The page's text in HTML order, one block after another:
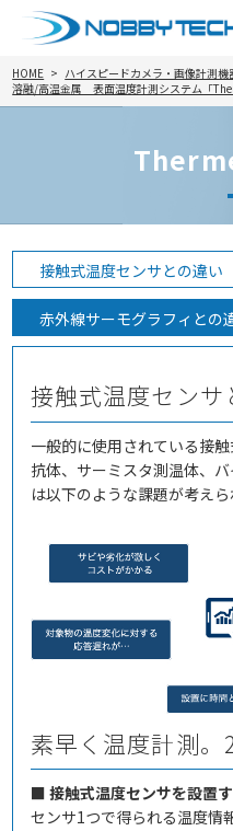
HOME
ハイスピードカメラ・画像計測機
溶融/高温金属 表面温度計測システム「
接触式温度センサとの違い
赤外線サーモグラフィとの
接触式温度センサ
一般的に使用されている接
抗体、サーミスタ測温体、
は以下のような課題が考えら
素早く温度計測。
■ 接触式温度センサを設置
センサ1つで得られる温度情